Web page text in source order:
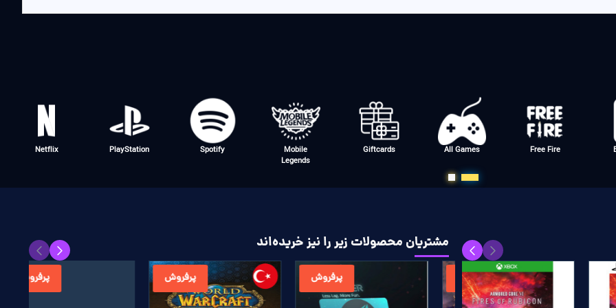
Free Fire
All Games
Giftcards
Mobile
Legends
Spotify
PlayStation
Netflix
مشتریان محصولات زیر را نیز خریده‌اند
پرفروش پرفروش پرفروش پرفروش